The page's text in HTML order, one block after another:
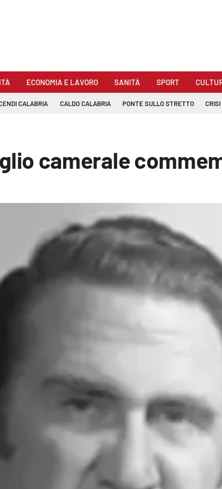
ECONOMIA E LAVORO SANITÀ SPORT
CALABRIA CALDO CALABRIA PONTE SULLO STRETTO
camerale